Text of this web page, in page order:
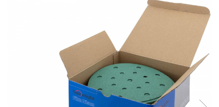
Sisteme si pahare PPS
Pahare de amestec